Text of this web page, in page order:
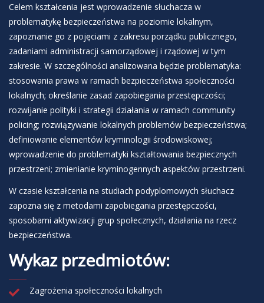
Celem kształcenia jest wprowadzenie słuchacza w
problematykę bezpieczeństwa na poziomie lokalnym,
zapoznanie go z pojęciami z zakresu porządku publicznego,
zadaniami administracji samorządowej i rządowej w tym
zakresie. W szczególności analizowana będzie problematyka:
stosowania prawa w ramach bezpieczeństwa społeczności
lokalnych; określanie zasad zapobiegania przestępczości;
rozwijanie polityki i strategii działania w ramach community
policing; rozwiązywanie lokalnych problemów bezpieczeństwa;
definiowanie elementów kryminologii środowiskowej;
wprowadzenie do problematyki kształtowania bezpiecznych
przestrzeni; zmienianie kryminogennych aspektów przestrzeni.
W czasie kształcenia na studiach podyplomowych słuchacz
zapozna się z metodami zapobiegania przestępczości,
sposobami aktywizacji grup społecznych, działania na rzecz
bezpieczeństwa.
Wykaz przedmiotów:
Zagrożenia społeczności lokalnych